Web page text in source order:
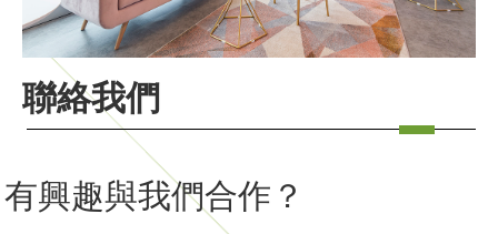
聯絡我們
有興趣與我們合作？